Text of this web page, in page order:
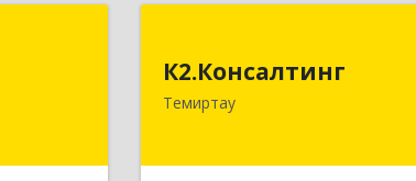
обл.,
К2.Консалтинг
Темиртау